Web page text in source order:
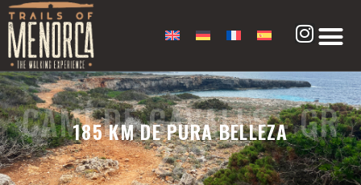
185 KM DE PURA BELLEZA
CAMÍ DE CAVALLS - GR
223